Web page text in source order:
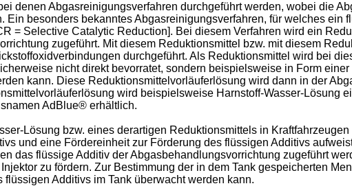
denen Abgasreinigungsverfahren durchgeführt werden, wobei die
besonders bekanntes Abgasreinigungsverfahren, für welches ein
= Selective Catalytic Reduction]. Bei diesem Verfahren wird ein
zugeführt. Mit diesem Reduktionsmittel bzw. mit diesem
durchgeführt. Als Reduktionsmittel wird bei
nicht direkt bevorratet, sondern beispielsweise in Form
kann. Diese Reduktionsmittelvorläuferlösung wird dann in der
wird beispielsweise Harnstoff-Wasser-Lösung
AdBlue® erhältlich.
Lösung bzw. eines derartigen Reduktionsmittels in
und eine Fördereinheit zur Förderung des flüssigen Additivs
das flüssige Additiv der Abgasbehandlungsvorrichtung zugeführt
zu fördern. Zur Bestimmung der in dem Tank gespeicherten
Additivs im Tank überwacht werden kann.